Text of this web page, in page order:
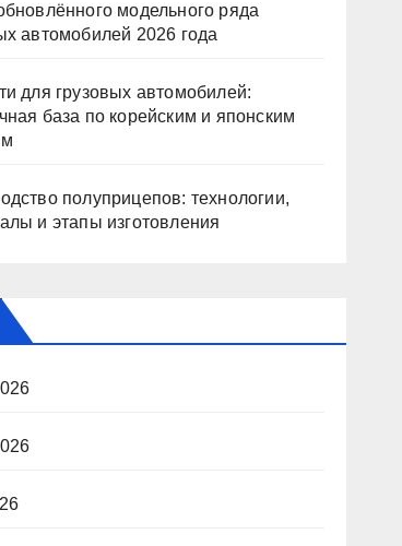
модельного ряда
автомобилей 2026 года
для грузовых автомобилей:
база по корейским и японским
полуприцепов: технологии,
и этапы изготовления